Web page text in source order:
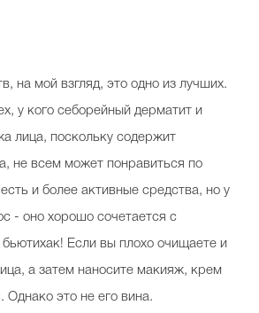
на мой взгляд, это одно из лучших.
у кого себорейный дерматит и
лица, поскольку содержит
не всем может понравиться по
и более активные средства, но у
- оно хорошо сочетается с
Если вы плохо очищаете и
а затем наносите макияж, крем
Однако это не его вина.